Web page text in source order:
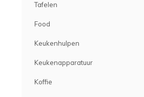
Tafelen
Food
Keukenhulpen
Keukenapparatuur
Koffie